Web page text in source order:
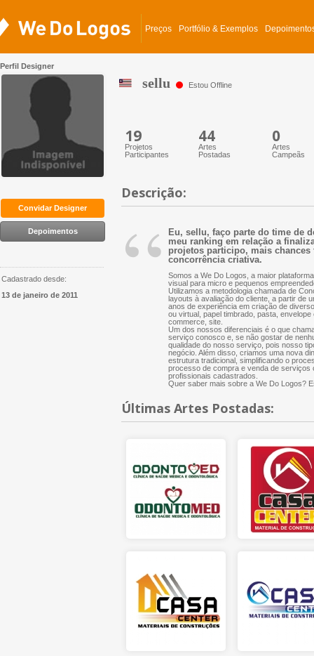
Preços Portfólio & Exemplos
Convidar Designer
Depoimentos
Cadastrado desde:
13 de janeiro de 2011
sellu Estou Offline
Perfil Designer
19
Projetos
Participantes
44
Artes
Postadas
0
Artes
Campeãs
Descrição:
“
Eu, sellu, faço parte do time de
meu ranking em relação a
projetos participo, mais
concorrência criativa.
Somos a We Do Logos, a maior
visual para micro e pequenos
Utilizamos a metodologia chamada de
layouts à avaliação do cliente, a partir de
anos de experiência em criação de
ou virtual, papel timbrado, pasta,
commerce, site.
Um dos nossos diferenciais é o que
serviço conosco e, se não gostar de
qualidade do nosso serviço, pois nosso
negócio. Além disso, criamos uma nova
estrutura tradicional, simplificando o
processo de compra e venda de serviços
profissionais cadastrados.
Quer saber mais sobre a We Do Logos?
Últimas Artes Postadas: